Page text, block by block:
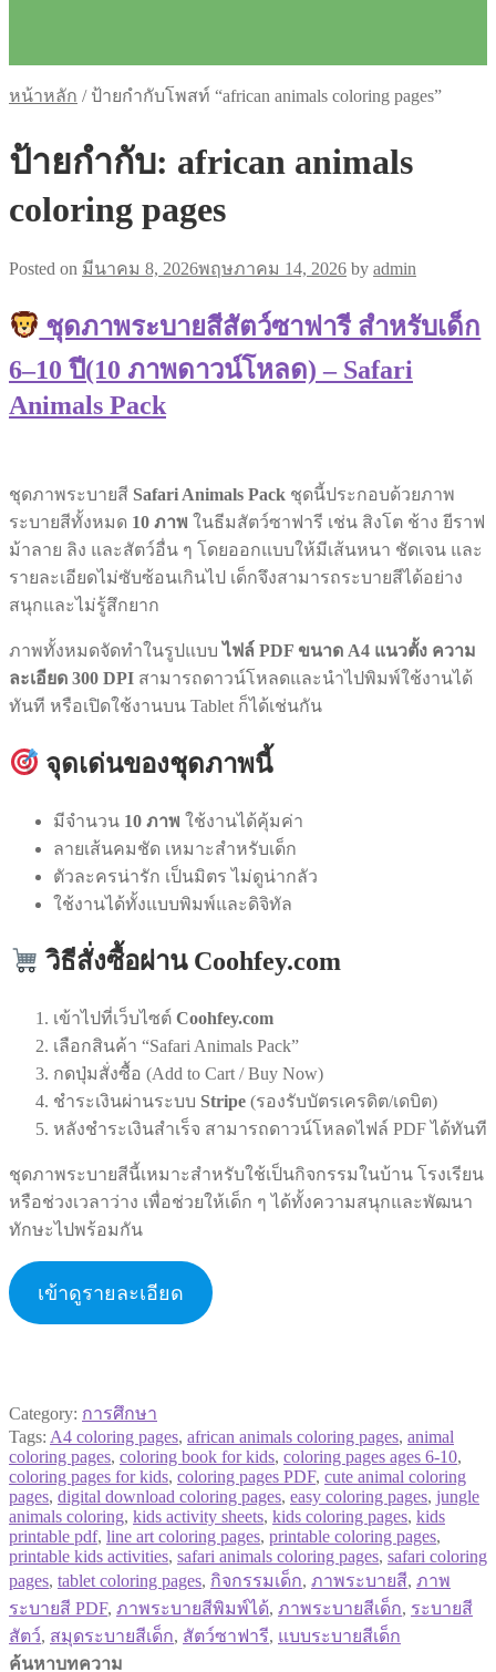
หน้าหลัก / ป้ายกำกับโพสท์ “african animals coloring pages”
ป้ายกำกับ: african animals
coloring pages
Posted on มีนาคม 8, 2026พฤษภาคม 14, 2026 by admin
ชุดภาพระบายสีสัตว์ซาฟารี สำหรับเด็ก
6–10 ปี(10 ภาพดาวน์โหลด) – Safari
Animals Pack
ชุดภาพระบายสี Safari Animals Pack ชุดนี้ประกอบด้วยภาพ
ระบายสีทั้งหมด 10 ภาพ ในธีมสัตว์ซาฟารี เช่น สิงโต ช้าง ยีราฟ
ม้าลาย ลิง และสัตว์อื่น ๆ โดยออกแบบให้มีเส้นหนา ชัดเจน และ
รายละเอียดไม่ซับซ้อนเกินไป เด็กจึงสามารถระบายสีได้อย่าง
สนุกและไม่รู้สึกยาก
ภาพทั้งหมดจัดทำในรูปแบบไฟล์ PDF ขนาด A4 แนวตั้ง ความ
ละเอียด 300 DPI สามารถดาวน์โหลดและนำไปพิมพ์ใช้งานได้
ทันที หรือเปิดใช้งานบน Tablet ก็ได้เช่นกัน
จุดเด่นของชุดภาพนี้
มีจำนวน 10 ภาพ ใช้งานได้คุ้มค่า
ลายเส้นคมชัด เหมาะสำหรับเด็ก
ตัวละครน่ารัก เป็นมิตร ไม่ดูน่ากลัว
ใช้งานได้ทั้งแบบพิมพ์และดิจิทัล
วิธีสั่งซื้อผ่าน Coohfey.com
เข้าไปที่เว็บไซต์ Coohfey.com
เลือกสินค้า “Safari Animals Pack”
กดปุ่มสั่งซื้อ (Add to Cart / Buy Now)
ชำระเงินผ่านระบบ Stripe (รองรับบัตรเครดิต/เดบิต)
หลังชำระเงินสำเร็จ สามารถดาวน์โหลดไฟล์ PDF ได้ทันที
ชุดภาพระบายสีนี้เหมาะสำหรับใช้เป็นกิจกรรมในบ้าน โรงเรียน
หรือช่วงเวลาว่าง เพื่อช่วยให้เด็ก ๆ ได้ทั้งความสนุกและพัฒนา
ทักษะไปพร้อมกัน
เข้าดูรายละเอียด
Category: การศึกษา
Tags: A4 coloring pages, african animals coloring pages, animal
coloring pages, coloring book for kids, coloring pages ages 6-10,
coloring pages for kids, coloring pages PDF, cute animal coloring
pages, digital download coloring pages, easy coloring pages, jungle
animals coloring, kids activity sheets, kids coloring pages, kids
printable pdf, line art coloring pages, printable coloring pages,
printable kids activities, safari animals coloring pages, safari coloring
pages, tablet coloring pages, กิจกรรมเด็ก, ภาพระบายสี, ภาพ
ระบายสี PDF, ภาพระบายสีพิมพ์ได้, ภาพระบายสีเด็ก, ระบายสี
สัตว์, สมุดระบายสีเด็ก, สัตว์ซาฟารี, แบบระบายสีเด็ก
ค้นหาบทความ